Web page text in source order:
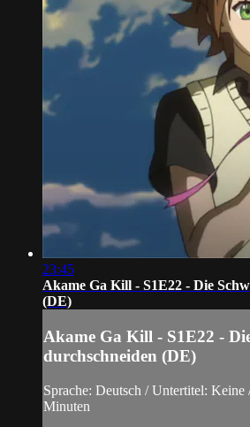
23:45
Akame Ga Kill - S1E22 - Die
(DE)
Akame Ga Kill - S1E22 -
durchschneiden (DE)
Sprache: Deutsch / Untertitel: Keine
Minuten